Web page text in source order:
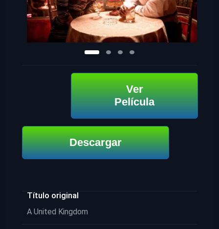
Ver
Película
Descargar
Título original
A United Kingdom